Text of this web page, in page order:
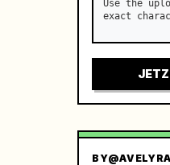
Use the
exact
BY